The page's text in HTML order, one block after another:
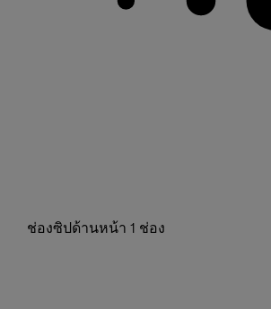
ช่องซิปด้านหน้า 1 ช่อง